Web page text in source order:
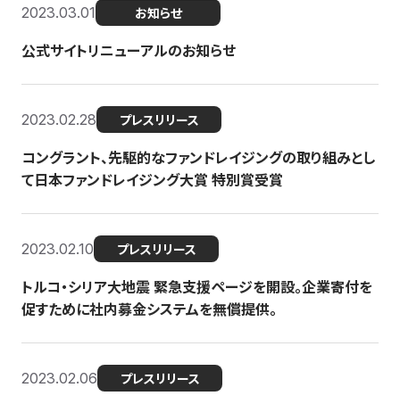
2023.03.01 お知らせ
公式サイトリニューアルのお知らせ
2023.02.28 プレスリリース
コングラント、先駆的なファンドレイジングの取り組みとし
て日本ファンドレイジング大賞 特別賞受賞
2023.02.10 プレスリリース
トルコ・シリア大地震 緊急支援ページを開設。企業寄付を
促すために社内募金システムを無償提供。
2023.02.06 プレスリリース